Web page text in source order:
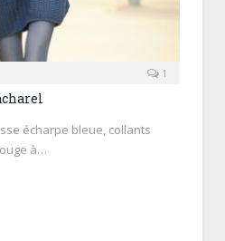
1
écharpe bleue, collants
à…